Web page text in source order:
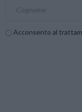
Acconsento al